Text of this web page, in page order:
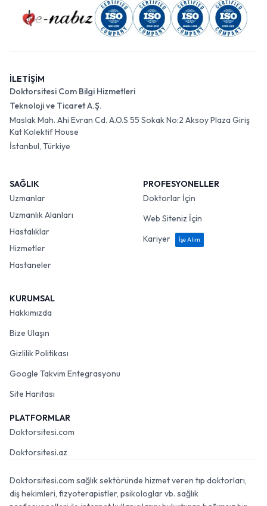
İLETİŞİM
Doktorsitesi Com Bilgi Hizmetleri
Teknoloji ve Ticaret A.Ş.
Maslak Mah. Ahi Evran Cd. A.O.S 55 Sokak No:2 Aksoy Plaza Giriş
Kat Kolektif House
İstanbul, Türkiye
SAĞLIK
Uzmanlar
Uzmanlık Alanları
Hastalıklar
Hizmetler
Hastaneler
PROFESYONELLER
Doktorlar İçin
Web Siteniz İçin
Kariyer
İşe Alım
KURUMSAL
Hakkımızda
Bize Ulaşın
Gizlilik Politikası
Google Takvim Entegrasyonu
Site Haritası
PLATFORMLAR
Doktorsitesi.com
Doktorsitesi.az
Doktorsitesi.com sağlık sektöründe hizmet veren tıp doktorları,
diş hekimleri, fizyoterapistler, psikologlar vb. sağlık